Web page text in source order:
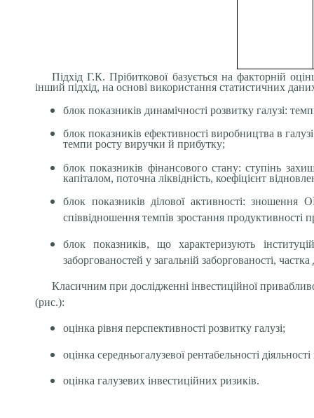
ПідхідГ.К.Прібиткової базується на факторній
інший підхід, на основі використання статистичних
блок показників динамічності розвитку галузі:
блок показників ефективності виробництва в
темпи росту виручки й прибутку;
блок показників фінансового стану: ступінь
капіталом, поточна ліквідність, коефіцієнт
блок показників ділової активності:
співвідношення темпів зростання продуктивності
блок показників, що характеризують
заборгованостей у загальній заборгованості,
Класичним при дослідженні інвестиційної
(рис.):
оцінка рівня перспективності розвитку галузі;
оцінка середньогалузевої рентабельності
оцінка галузевих інвестиційних ризиків.